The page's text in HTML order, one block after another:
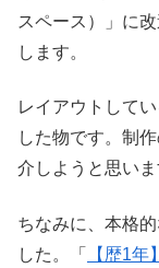
スペース）」に
します。
レイアウトして
した物です。制
介しようと思い
ちなみに、本格
した。「
【歴1